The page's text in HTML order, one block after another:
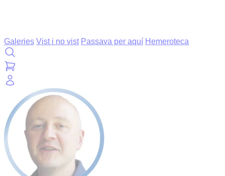
Galeries Vist i no vist Passava per aquí Hemeroteca